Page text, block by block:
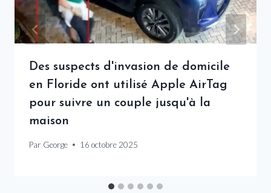
Des suspects d'invasion de domicile
en Floride ont utilisé Apple AirTag
pour suivre un couple jusqu'à la
maison
Par George 16 octobre 2025